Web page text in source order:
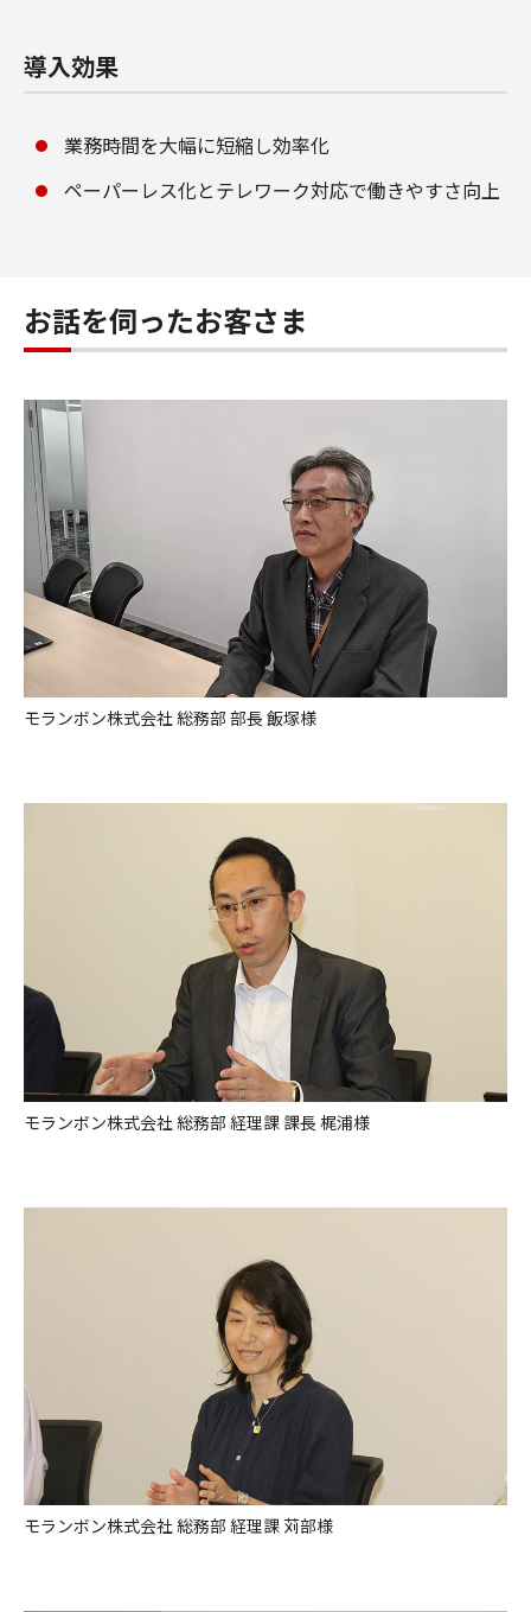
導入効果
業務時間を大幅に短縮し効率化
ペーパーレス化とテレワーク対応で働きやすさ向上
お話を伺ったお客さま
モランボン株式会社 総務部 部長 飯塚様
モランボン株式会社 総務部 経理課 課長 梶浦様
モランボン株式会社 総務部 経理課 苅部様